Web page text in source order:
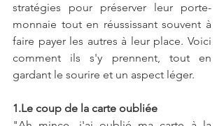
stratégies pour préserver leur porte-
monnaie tout en réussissant souvent à
faire payer les autres à leur place. Voici
comment ils s'y prennent, tout en
gardant le sourire et un aspect léger.
1.Le coup de la carte oubliée